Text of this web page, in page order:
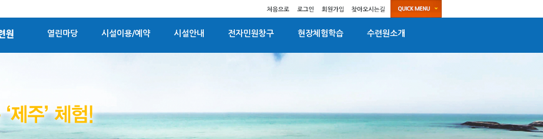
열린마당 시설이용/예약 시설안내 전자민원창구 현장체험학습 수련원소개